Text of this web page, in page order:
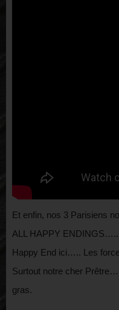
Et enfin, nos 3 Parisiens
ALL HAPPY
Happy End ici….. Les
Surtout notre cher
gras.